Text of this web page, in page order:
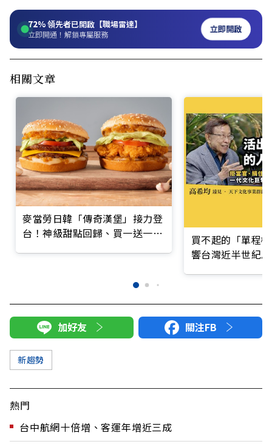
72%領先者已開啟【職場雷達】
立即開通！解鎖專屬服務 立即開啟
相關文章
麥當勞日韓「傳奇漢堡」接力登
台！神級甜點回歸、買一送一優
買不起的「單程
響台灣近半世紀
加好友 關注FB
新趨勢
熱門
台中航網十倍增、客運年增近三成